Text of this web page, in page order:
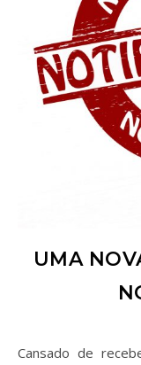
UMA
Cansado de receber e-mails de trabalhos que não lhe